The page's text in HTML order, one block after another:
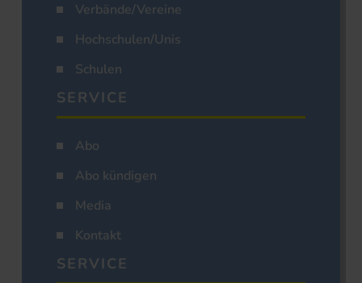
Verbände/Vereine
Hochschulen/Unis
Schulen
SERVICE
Abo
Abo kündigen
Media
Kontakt
SERVICE